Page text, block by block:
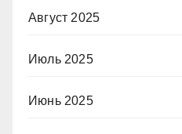
Август 2025
Июль 2025
Июнь 2025